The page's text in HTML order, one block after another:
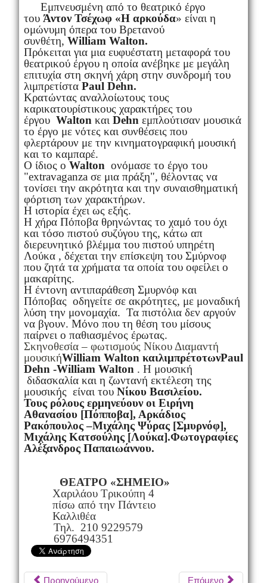
Εμπνευσμένη από το θεατρικό έργο
του Άντον Τσέχωφ «Η αρκούδα» είναι η
ομώνυμη όπερα του Βρετανού
συνθέτη, William Walton.
Πρόκειται για μια ευφυέστατη μεταφορά του
θεατρικού έργου η οποία ανέβηκε με μεγάλη
επιτυχία στη σκηνή χάρη στην συνδρομή του
λιμπρετίστα PaulDehn.
Kρατώντας αναλλοίωτους τους
καρικατουρίστικους χαρακτήρες του
έργου Waltonκαι Dehnεμπλούτισαν μουσικά
το έργο με νότες και συνθέσεις που
φλερτάρουν με την κινηματογραφική μουσική
και το καμπαρέ.
Ο ίδιος ο Waltonονόμασε το έργο του
"extravaganza σε μια πράξη", θέλοντας να
τονίσει την ακρότητα και την συναισθηματική
φόρτιση των χαρακτήρων.
Η ιστορία έχει ως εξής.
Η χήρα Πόποβα θρηνώντας το χαμό του όχι
και τόσο πιστού συζύγου της, κάτω απ
διερευνητικό βλέμμα του πιστού υπηρέτη
Λούκα , δέχεται την επίσκεψη του Σμύρνοφ
που ζητά τα χρήματα τα οποία του οφείλει ο
μακαρίτης.
Η έντονη αντιπαράθεση Σμυρνόφ και
Πόποβας οδηγείτε σε ακρότητες, με μοναδική
λύση την μονομαχία. Τα πιστόλια δεν αργούν
να βγουν. Μόνο που τη θέση του μίσους
παίρνει ο παθιασμένος έρωτας.
Σκηνοθεσία – φωτισμούς Νίκου Διαμαντή
μουσικήWilliam Walton καιλιμπρέτοτωνPaul
Dehn -William Walton. Η μουσική
διδασκαλία και η ζωντανή εκτέλεση της
μουσικής είναι του Νίκου Βασιλείου.
Τους ρόλους ερμηνεύουν οι Ειρήνη
Αθανασίου [Πόπποβα], Αρκάδιος
Ρακόπουλος –Μιχάλης Ψύρας [Σμυρνόφ],
Μιχάλης Κατσούλης [Λούκα].Φωτογραφίες
Αλέξανδρος Παπαιωάννου.
ΘΕΑΤΡΟ «ΣΗΜΕΙΟ»
Χαριλάου Τρικούπη 4
πίσω από την Πάντειο
Καλλιθέα
Τηλ. 210 9229579
6976494351
Προηγούμενο Επόμενο